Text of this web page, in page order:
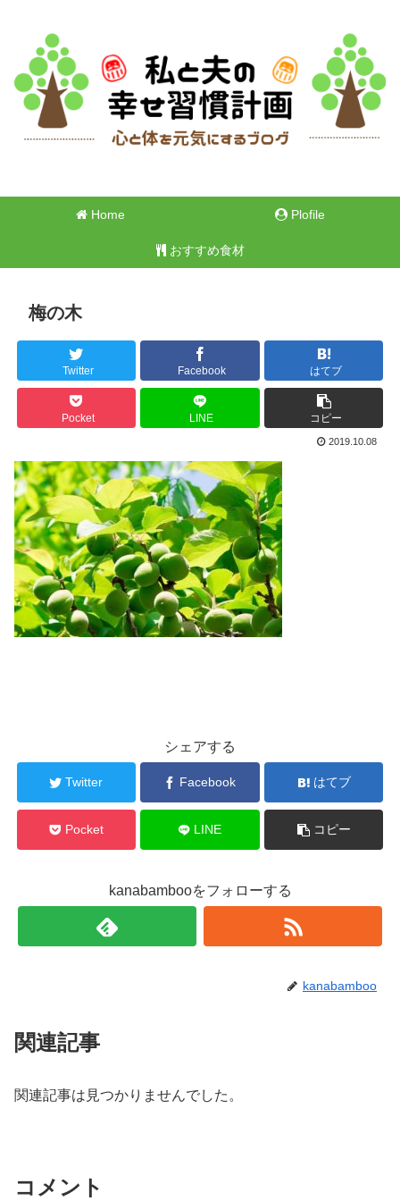
Home Plofile
おすすめ食材
梅の木
Twitter Facebook はてブ
Pocket LINE コピー
2019.10.08
シェアする
Twitter Facebook はてブ
Pocket LINE コピー
kanabambooをフォローする
kanabamboo
関連記事
関連記事は見つかりませんでした。
コメント